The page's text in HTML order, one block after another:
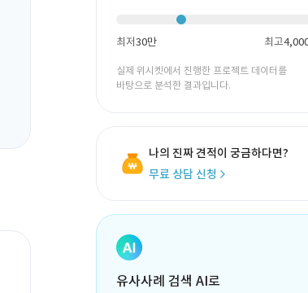
최저30만 최고
실제 위시켓에서 진행한 프로젝트 데이터를
바탕으로 분석한 결과입니다.
나의 진짜 견적이 궁금하다면?
무료 상담 신청
유사사례 검색 AI로